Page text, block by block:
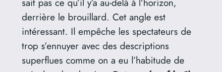
derrière le brouillard. Cet angle est
intéressant. Il empêche les spectateurs de
trop s’ennuyer avec des descriptions
superflues comme on a eu l’habitude de